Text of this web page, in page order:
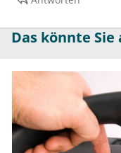
Das könnte